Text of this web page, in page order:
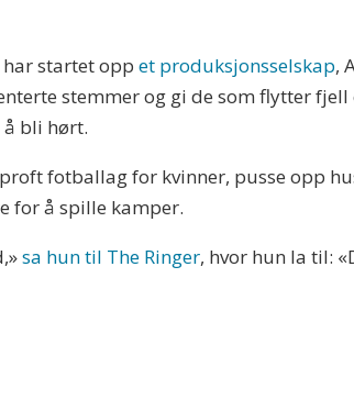
har startet opp et produksjonsselskap,
stemmer og gi de som flytter fjell
bli hørt.
fotballag for kvinner, pusse opp
for å spille kamper.
sa hun til The Ringer, hvor hun la til: